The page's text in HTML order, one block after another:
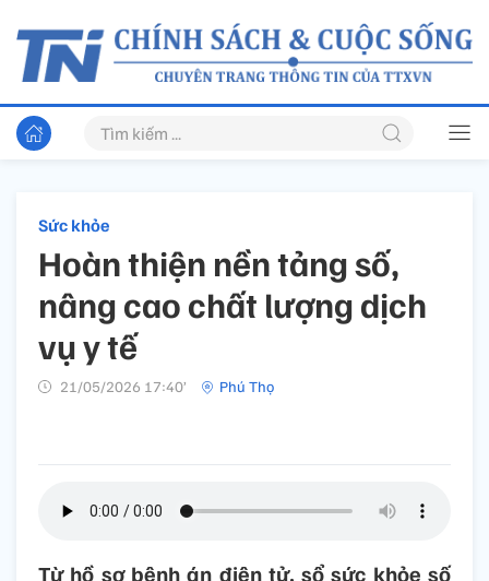
Sức khỏe
Hoàn thiện nền tảng số,
nâng cao chất lượng dịch
vụ y tế
21/05/2026 17:40’ Phú Thọ
Từ hồ sơ bệnh án điện tử, sổ sức khỏe số